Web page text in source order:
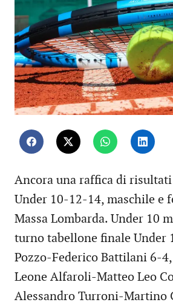
Ancora una raffica di
Under 10-12-14, maschile e
Massa Lombarda. Under 10
turno tabellone finale Under
Pozzo-Federico Battilani 6-
Leone Alfaroli-Matteo Leo
Alessandro Turroni-Martino